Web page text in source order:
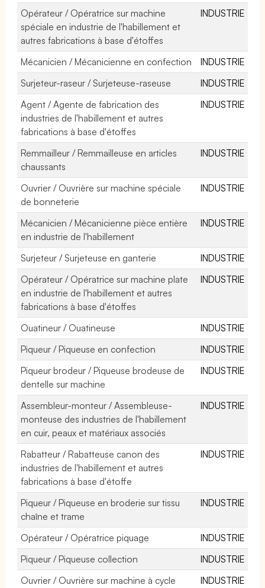
Opérateur / Opératrice sur machine
spéciale en industrie de l'habillement et
autres fabrications à base d'étoffes
INDUSTRIE
Mécanicien / Mécanicienne en confection
INDUSTRIE
Surjeteur-raseur / Surjeteuse-raseuse
INDUSTRIE
Agent / Agente de fabrication des
industries de l'habillement et autres
fabrications à base d'étoffes
INDUSTRIE
Remmailleur / Remmailleuse en articles
chaussants
INDUSTRIE
Ouvrier / Ouvrière sur machine spéciale
de bonneterie
INDUSTRIE
Mécanicien / Mécanicienne pièce entière
en industrie de l'habillement
INDUSTRIE
Surjeteur / Surjeteuse en ganterie
INDUSTRIE
Opérateur / Opératrice sur machine plate
en industrie de l'habillement et autres
fabrications à base d'étoffes
INDUSTRIE
Ouatineur / Ouatineuse
INDUSTRIE
Piqueur / Piqueuse en confection
INDUSTRIE
Piqueur brodeur / Piqueuse brodeuse de
dentelle sur machine
INDUSTRIE
Assembleur-monteur / Assembleuse-
monteuse des industries de l'habillement
en cuir, peaux et matériaux associés
INDUSTRIE
Rabatteur / Rabatteuse canon des
industries de l'habillement et autres
fabrications à base d'étoffe
INDUSTRIE
Piqueur / Piqueuse en broderie sur tissu
chaîne et trame
INDUSTRIE
Opérateur / Opératrice piquage
INDUSTRIE
Piqueur / Piqueuse collection
INDUSTRIE
Ouvrier / Ouvrière sur machine à cycle
INDUSTRIE